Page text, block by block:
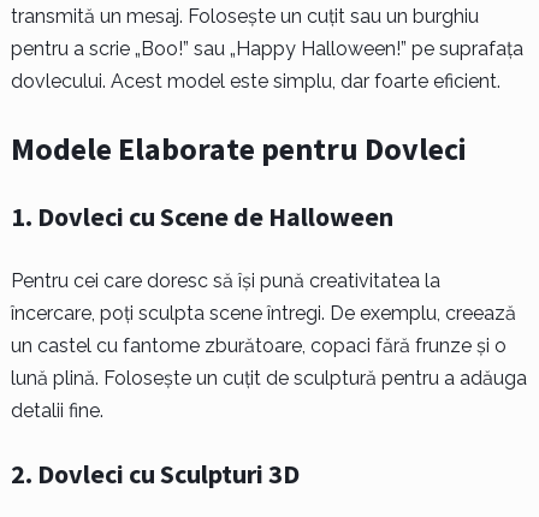
transmită un mesaj. Folosește un cuțit sau un burghiu
pentru a scrie „Boo!” sau „Happy Halloween!” pe suprafața
dovlecului. Acest model este simplu, dar foarte eficient.
Modele Elaborate pentru Dovleci
1. Dovleci cu Scene de Halloween
Pentru cei care doresc să își pună creativitatea la
încercare, poți sculpta scene întregi. De exemplu, creează
un castel cu fantome zburătoare, copaci fără frunze și o
lună plină. Folosește un cuțit de sculptură pentru a adăuga
detalii fine.
2. Dovleci cu Sculpturi 3D